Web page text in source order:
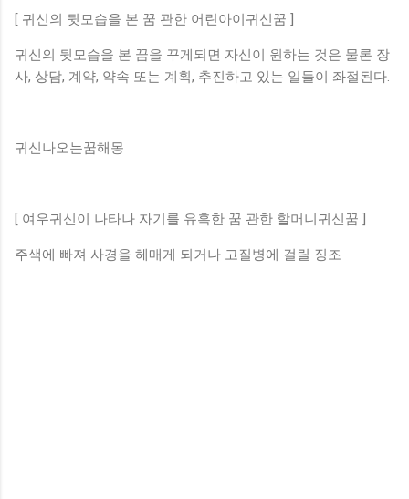
[ 귀신의 뒷모습을 본 꿈 관한 어린아이귀신꿈 ]
귀신의 뒷모습을 본 꿈을 꾸게되면 자신이 원하는 것은 물론 장
사, 상담, 계약, 약속 또는 계획, 추진하고 있는 일들이 좌절된다.
귀신나오는꿈해몽
[ 여우귀신이 나타나 자기를 유혹한 꿈 관한 할머니귀신꿈 ]
주색에 빠져 사경을 헤매게 되거나 고질병에 걸릴 징조